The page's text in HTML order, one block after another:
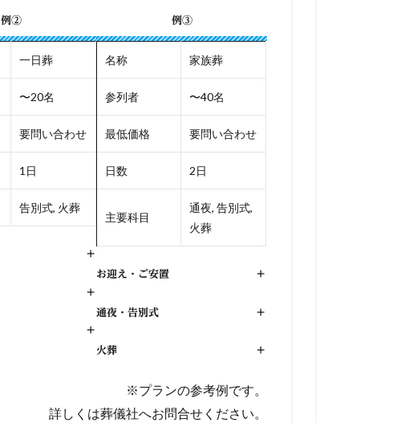
例②
一日葬
〜20名
要問い合わせ
1日
告別式, 火葬
+
+
+
例③
名称 家族葬
参列者 〜40名
最低価格 要問い合わせ
日数 2日
主要科目
通夜, 告別式,
火葬
お迎え・ご安置 +
通夜・告別式 +
火葬 +
※プランの参考例です。
詳しくは葬儀社へお問合せください。